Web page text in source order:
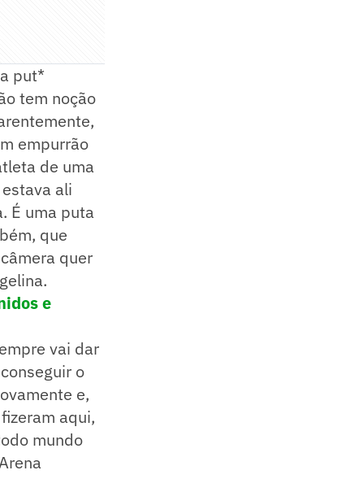
put*
tem noção
empurrão
de uma
ali
É uma puta
que
quer
e
vai dar
o
e,
aqui,
mundo